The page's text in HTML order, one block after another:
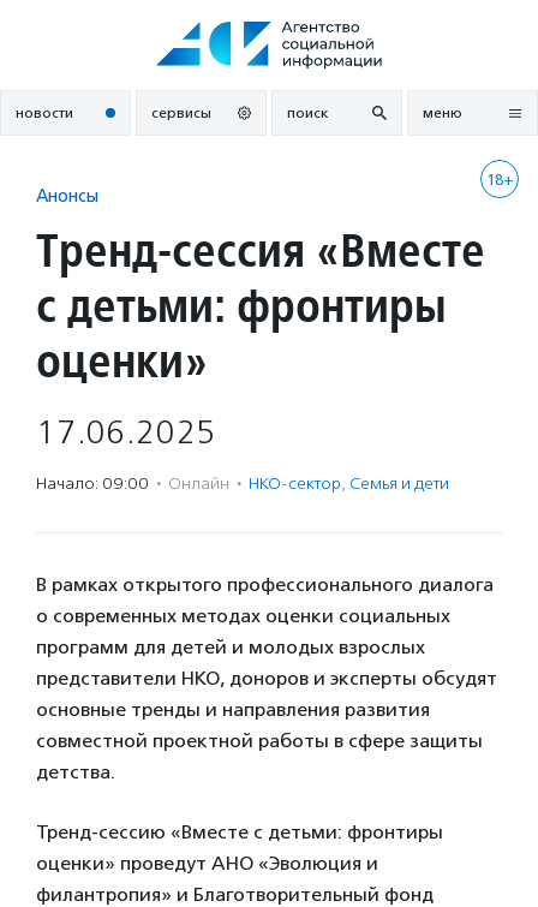
новости сервисы поиск меню
18+
Анонсы
Тренд-сессия «Вместе
с детьми: фронтиры
оценки»
17.06.2025
Начало: 09:00 · Онлайн · НКО-сектор, Семья и дети
В рамках открытого профессионального диалога
о современных методах оценки социальных
программ для детей и молодых взрослых
представители НКО, доноров и эксперты обсудят
основные тренды и направления развития
совместной проектной работы в сфере защиты
детства.
Тренд-сессию «Вместе с детьми: фронтиры
оценки» проведут АНО «Эволюция и
филантропия» и Благотворительный фонд